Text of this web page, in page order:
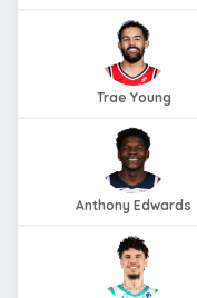
Trae Young
Anthony Edwards